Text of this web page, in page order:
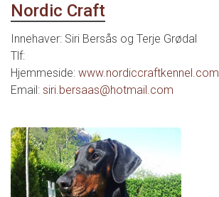
Nordic Craft
Innehaver: Siri Bersås og Terje Grødal
Tlf:
Hjemmeside: www.nordiccraftkennel.com
Email: siri.bersaas@hotmail.com